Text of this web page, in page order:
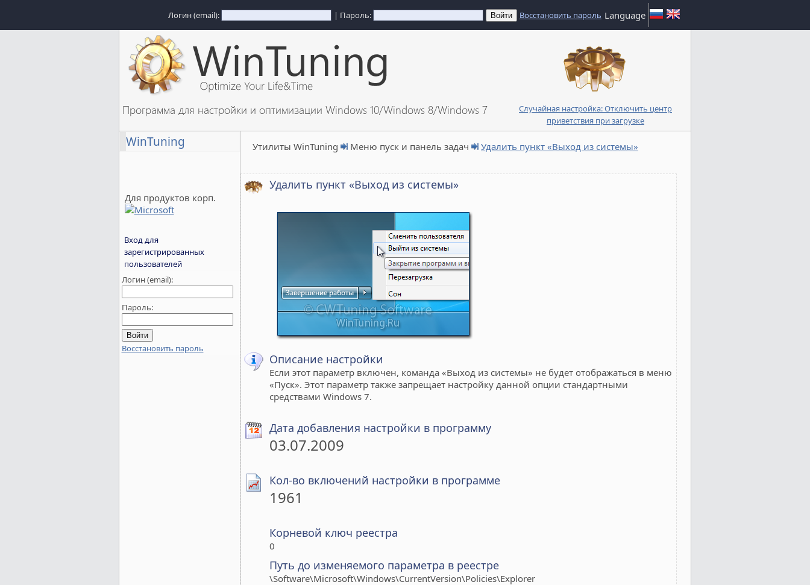
Логин (email): | Пароль: Восстановить пароль Language
Программа для настройки и оптимизации Windows 10/Windows 8/Windows 7
Случайная настройка: Отключить центр
приветствия при загрузке
WinTuning
Для продуктов корп.
Вход для
зарегистрированных
пользователей
Логин (email):
Пароль:
Восстановить пароль
Утилиты WinTuning Меню пуск и панель задач Удалить пункт «Выход из системы»
Удалить пункт «Выход из системы»
Описание настройки
Если этот параметр включен, команда «Выход из системы» не будет отображаться в меню
«Пуск». Этот параметр также запрещает настройку данной опции стандартными
средствами Windows 7.
Дата добавления настройки в программу
03.07.2009
Кол-во включений настройки в программе
1961
Корневой ключ реестра
0
Путь до изменяемого параметра в реестре
\Software\Microsoft\Windows\CurrentVersion\Policies\Explorer